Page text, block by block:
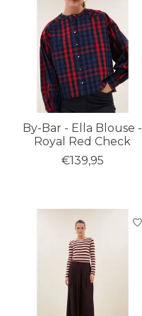
By-Bar - Ella Blouse -
Royal Red Check
€139,95